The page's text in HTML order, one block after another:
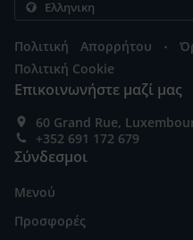
Πολιτική Απορρήτου .
Πολιτική Cookie
Επικοινωνήστε μαζί μας
60 Grand Rue,
+352 691 172 679
Σύνδεσμοι
Μενού
Προσφορές